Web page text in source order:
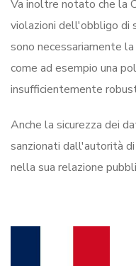
Va inoltre notato che la
violazioni dell'obbligo di
sono necessariamente
come ad esempio una
insufficientemente
Anche la sicurezza dei
sanzionati dall'autorità
nella sua relazione